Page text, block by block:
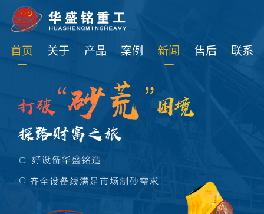
首页 关于 产品 案例 新闻 售后 联系